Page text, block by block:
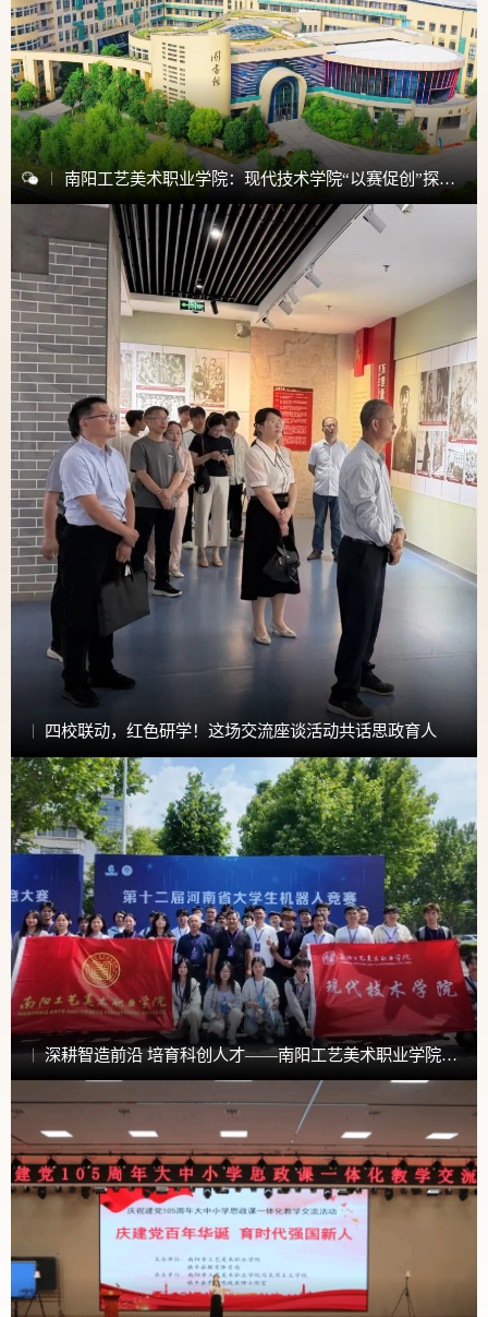
南阳工艺美术职业学院：现代技术学院“以赛促创”探索人才培养新路径
四校联动，红色研学！这场交流座谈活动共话思政育人
深耕智造前沿 培育科创人才——南阳工艺美术职业学院现代技术学院育人路径探析